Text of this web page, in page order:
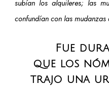
subían los alquileres; las
confundían con las mudanzas
Fue
que los
trajo una